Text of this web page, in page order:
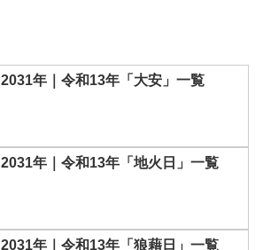
2031年｜令和13年「大安」一覧
2031年｜令和13年「地火日」一覧
2031年｜令和13年「狼藉日」一覧